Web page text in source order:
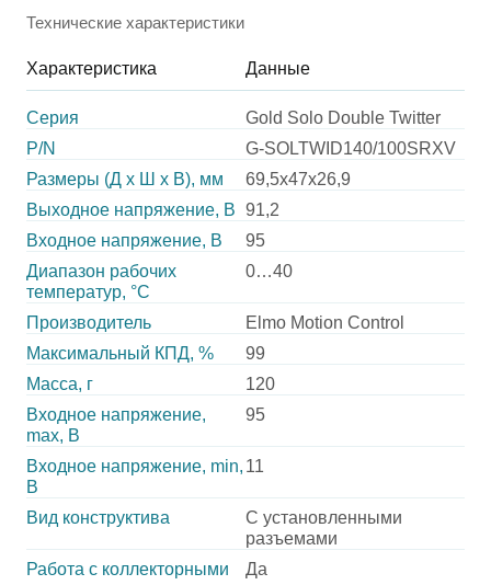
Технические характеристики
Характеристика Данные
Серия
Gold Solo Double Twitter
P/N
G-SOLTWID140/100SRXV
Размеры (Д х Ш х В), мм
69,5х47х26,9
Выходное напряжение, В 91,2
Входное напряжение, В
95
Диапазон рабочих
температур, °С
0…40
Производитель
Elmo Motion Control
Максимальный КПД, %
99
Масса, г
120
Входное напряжение,
max, В
95
Входное напряжение, min,
В
11
Вид конструктива
С установленными
разъемами
Работа с коллекторными
Да